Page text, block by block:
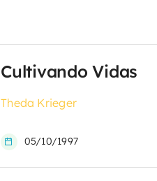
Cultivando Vidas
Theda Krieger
05/10/1997